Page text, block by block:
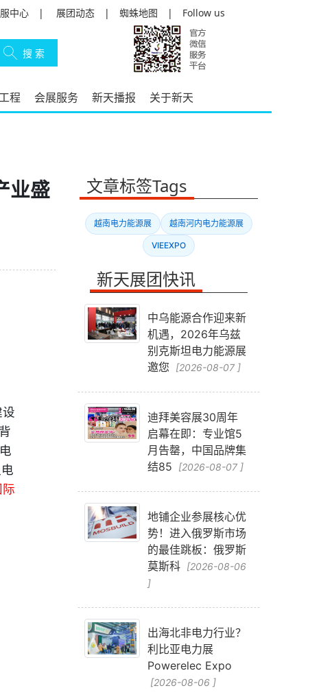
中心 | 展团动态 | 蜘蛛地图 | Follow us
程 会展服务 新天播报 关于新天
业盛
文章标签Tags
越南电力能源展 越南河内电力能源展
VIEEXPO
新天展团快讯
中乌能源合作迎来新
机遇，2026年乌兹
别克斯坦电力能源展
邀您
[2026-08-07 ]
迪拜美容展30周年
启幕在即：专业馆5
月告罄，中国品牌集
结85
[2026-08-07 ]
地铺企业参展核心优
势！进入俄罗斯市场
的最佳跳板：俄罗斯
莫斯科 [2026-08-06
]
出海北非电力行业？
利比亚电力展
Powerelec Expo
[2026-08-06 ]